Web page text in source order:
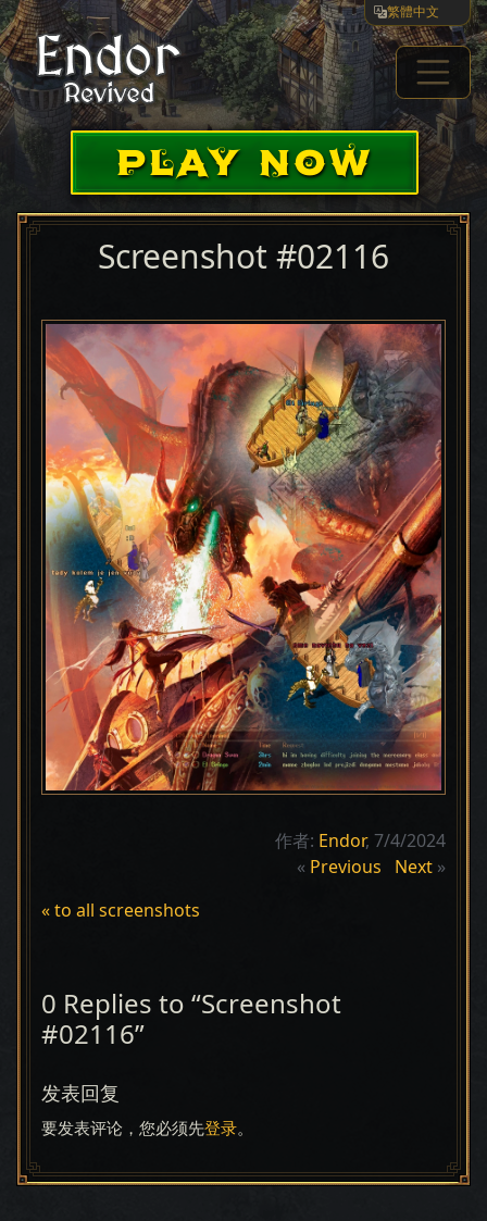
繁體中文
PLAY NOW
Screenshot #02116
« to all screenshots
« Previous Next »
作者: Endor, 7/4/2024
0 Replies to “Screenshot
#02116”
发表回复
要发表评论，您必须先登录。